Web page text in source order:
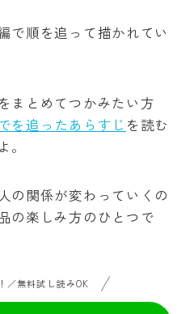
で順を追って描かれてい
まとめてつかみたい方
を追ったあらすじ を読む
の関係が変わっていくの
の楽しみ方のひとつで
／無料試し読みOK